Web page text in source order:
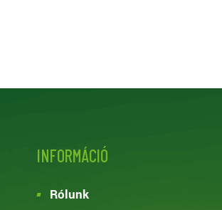
INFORMÁCIÓ
Rólunk